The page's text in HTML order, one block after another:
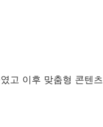
고 이후 맞춤형 콘텐츠